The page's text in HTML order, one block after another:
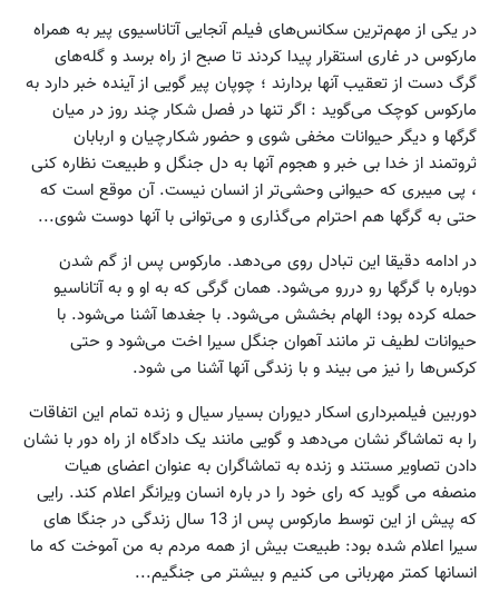
در یکی از مهم‌ترین سکانس‌های فیلم آنجایی آتاناسیوی پیر به همراه
مارکوس در غاری استقرار پیدا کردند تا صبح از راه برسد و گله‌های
گرگ دست از تعقیب آنها بردارند ؛ چوپان پیر گویی از آینده خبر دارد به
مارکوس کوچک می‌گوید : اگر تنها در فصل شکار چند روز در میان
گرگها و دیگر حیوانات مخفی شوی و حضور شکارچیان و اربابان
ثروتمند از خدا بی خبر و هجوم آنها به دل جنگل و طبیعت نظاره کنی
، پی میبری که حیوانی وحشی‌تر از انسان نیست. آن موقع است که
حتی به گرگها هم احترام می‌گذاری و می‌توانی با آنها دوست شوی...
در ادامه دقیقا این تبادل روی می‌دهد. مارکوس پس از گم شدن
دوباره با گرگها رو دررو می‌شود. همان گرگی که به او و به آتاناسیو
حمله کرده بود؛ الهام بخشش می‌شود. با جغد‌ها آشنا می‌شود. با
حیوانات لطیف تر مانند آهوان جنگل سیرا اخت می‌شود و حتی
کرکس‌ها را نیز می بیند و با زندگی آنها آشنا می شود.
دوربین فیلمبرداری اسکار دیوران بسیار سیال و زنده تمام این اتفاقات
را به تماشاگر نشان می‌دهد و گویی مانند یک دادگاه از راه دور با نشان
دادن تصاویر مستند و زنده به تماشاگران به عنوان اعضای هیات
منصفه می گوید که رای خود را در باره انسان ویرانگر اعلام کند. رایی
که پیش از این توسط مارکوس پس از 13 سال زندگی در جنگا های
سیرا اعلام شده بود: طبیعت بیش از همه مردم به من آموخت که ما
انسانها کمتر مهربانی می کنیم و بیشتر می جنگیم...